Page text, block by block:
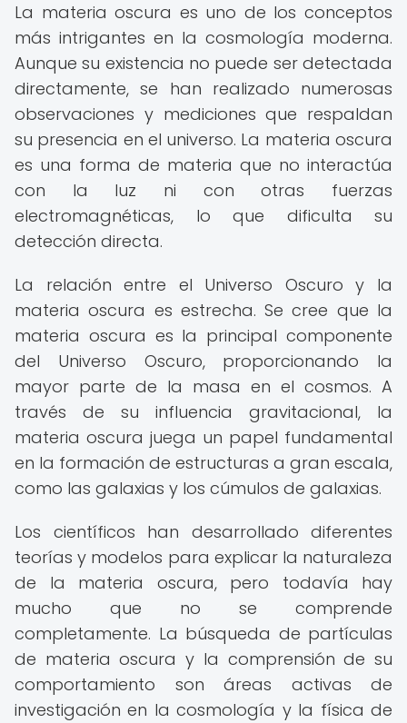
La materia oscura es uno de los conceptos
más intrigantes en la cosmología moderna.
Aunque su existencia no puede ser detectada
directamente, se han realizado numerosas
observaciones y mediciones que respaldan
su presencia en el universo. La materia oscura
es una forma de materia que no interactúa
con la luz ni con otras fuerzas
electromagnéticas, lo que dificulta su
detección directa.
La relación entre el Universo Oscuro y la
materia oscura es estrecha. Se cree que la
materia oscura es la principal componente
del Universo Oscuro, proporcionando la
mayor parte de la masa en el cosmos. A
través de su influencia gravitacional, la
materia oscura juega un papel fundamental
en la formación de estructuras a gran escala,
como las galaxias y los cúmulos de galaxias.
Los científicos han desarrollado diferentes
teorías y modelos para explicar la naturaleza
de la materia oscura, pero todavía hay
mucho que no se comprende
completamente. La búsqueda de partículas
de materia oscura y la comprensión de su
comportamiento son áreas activas de
investigación en la cosmología y la física de